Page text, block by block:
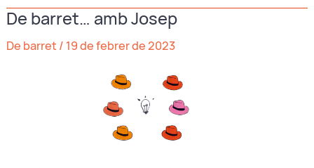
avançar
De barret… amb Josep
De barret / 19 de febrer de 2023